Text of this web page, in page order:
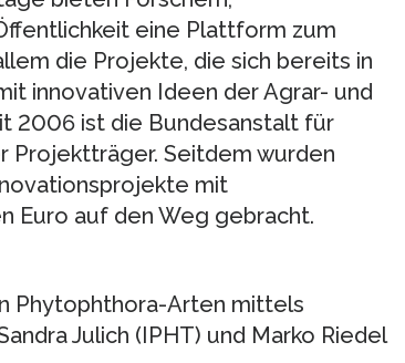
eine Plattform zum
die Projekte, die sich bereits in
innovativen Ideen der Agrar- und
2006 ist die Bundesanstalt für
Projektträger. Seitdem wurden
mit
Euro auf den Weg gebracht.
Phytophthora-Arten mittels
Julich (IPHT) und Marko Riedel